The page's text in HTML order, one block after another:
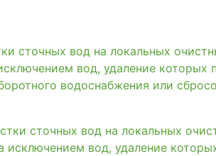
вод на локальных
вод, удаление которых
водоснабжения или
сточных вод на локальных
вод, удаление